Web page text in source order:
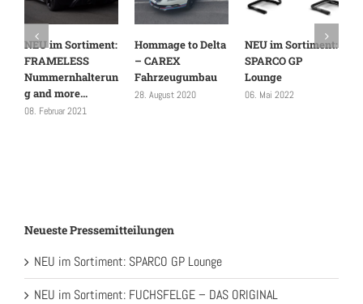
NEU im Sortiment:
FRAMELESS
Nummernhalterun
g and more…
08. Februar 2021
Hommage to Delta
– CAREX
Fahrzeugumbau
28. August 2020
NEU im Sortiment:
SPARCO GP
Lounge
06. Mai 2022
Neueste Pressemitteilungen
NEU im Sortiment: SPARCO GP Lounge
NEU im Sortiment: FUCHSFELGE – DAS ORIGINAL